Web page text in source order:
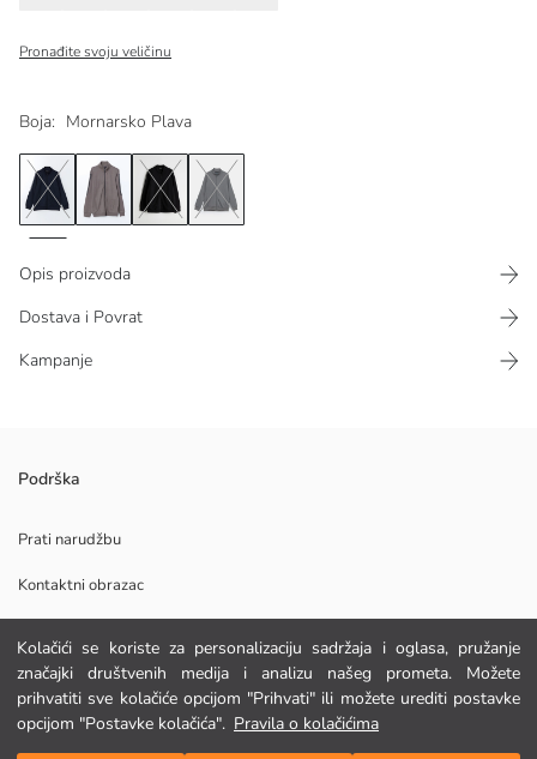
Kolačići se koriste za personalizaciju sadržaja i oglasa, pružanje
značajki društvenih medija i analizu našeg prometa. Možete
prihvatiti sve kolačiće opcijom "Prihvati" ili možete urediti postavke
opcijom "Postavke kolačića". Pravila o kolačićima
Boja: Mornarsko Plava
Pronađite svoju veličinu
Dodaj u košaricu
Opis proizvoda
Dostava i Povrat
Kampanje
Muška majica s kapuljačom od interlock tkanine ima visoku kragnu i
Podrijetlo:
Dobavljač:
Marka:
Spol:
Kroj:
Podrška
Prati narudžbu
Kontaktni obrazac
POMOĆ
FAQ